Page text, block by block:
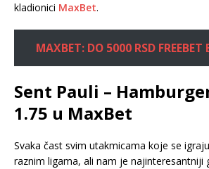
kladionici MaxBet.
MAXBET: DO 5000 RSD FREEBET
Sent Pauli – Hamburger
1.75 u MaxBet
Svaka čast svim utakmicama koje se
raznim ligama, ali nam je najinteresantniji